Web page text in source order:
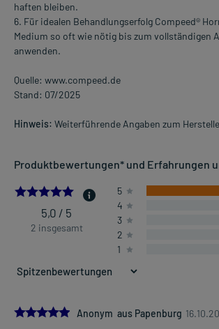
haften bleiben.
6. Für idealen Behandlungserfolg Compeed®
Medium so oft wie nötig bis zum vollständigen
anwenden.
Quelle: www.compeed.de
Stand: 07/2025
Hinweis: Weiterführende Angaben zum
Produktbewertungen* und Erfahrungen
5.0
5,0 / 5
2 insgesamt
5
4
3
2
1
5.0Anonym aus Papenburg